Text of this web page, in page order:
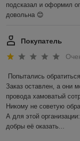
подсказал и оформил
довольна 😊
Покупатель
Попытались
Заказ оставлен, а они
провода хамоватый
Никому не советую
А для этой
добры её оказать...